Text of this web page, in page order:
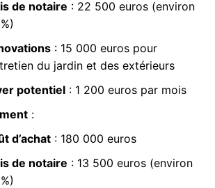
de notaire : 22 500 euros (environ
: 15 000 euros pour
du jardin et des extérieurs
potentiel: 1 200 euros par mois
:
d’achat: 180 000 euros
de notaire : 13 500 euros (environ